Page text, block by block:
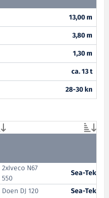
13,00 m
3,80 m
1,30 m
ca. 13 t
28-30 kn
2xIveco N67
550
Sea-Tek
Doen DJ 120
Sea-Tek